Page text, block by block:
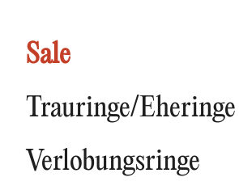
Sale
Trauringe/Eheringe
NEUHEITEN
Verlobungsringe
und Zirkonia Nisie